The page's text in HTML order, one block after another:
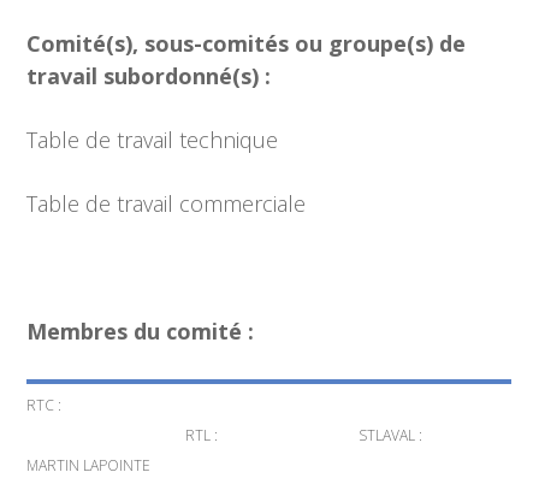
Comité(s), sous-comités ou groupe(s) de
travail subordonné(s) :
Table de travail technique
Table de travail commerciale
Membres du comité :
RTC :
MARTIN LAPOINTE
RTL : STLAVAL :